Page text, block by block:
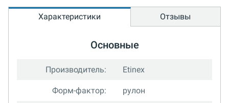
Характеристики Отзывы
Основные
Производитель: Etinex
Форм-фактор: рулон